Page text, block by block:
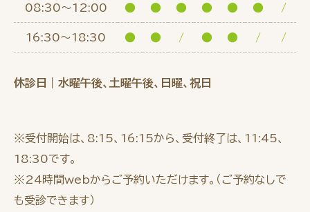
08:30～12:00 ● ● ● ● ● ● /
16:30～18:30 ● ● / ● ● / /
休診日｜水曜午後、土曜午後、日曜、祝日
※受付開始は、8:15、16:15から、受付終了は、11:45、
18:30です。
※24時間webからご予約いただけます。（ご予約なしで
も受診できます）